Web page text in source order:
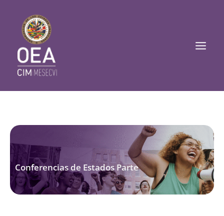
contenido
Conferencias de Estados Parte